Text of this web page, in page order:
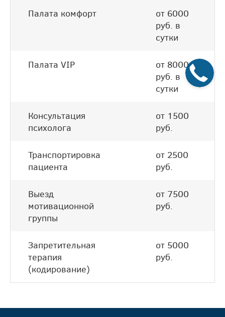
Палата комфорт
от 6000
руб. в
сутки
Палата VIP
от 8000
руб. в
сутки
Консультация
психолога
от 1500
руб.
Транспортировка
пациента
от 2500
руб.
Выезд
мотивационной
группы
от 7500
руб.
Запретительная
терапия
(кодирование)
от 5000
руб.